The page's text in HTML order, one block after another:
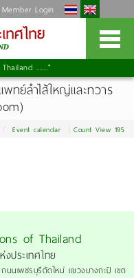
Member Login
......."
ทย์ลำไส้ใหญ่และทวาร
Event calendar Count View 195
of Thailand
ประเทศไทย
นเพชรบุรีตัดใหม่ แขวงบางกะปิ เขต